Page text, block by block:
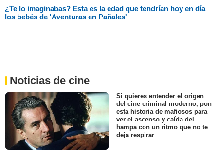
¿Te lo imaginabas? Esta es la edad que tendrían hoy en día
los bebés de 'Aventuras en Pañales'
Noticias de cine
Si quieres entender el origen
del cine criminal moderno, pon
esta historia de mafiosos para
ver el ascenso y caída del
hampa con un ritmo que no te
deja respirar